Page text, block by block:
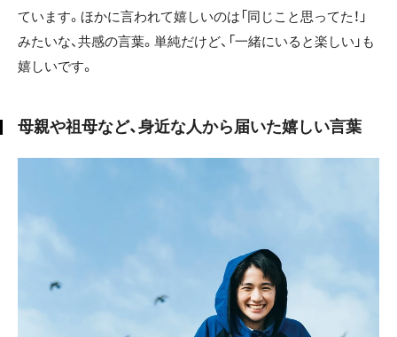
ています。ほかに言われて嬉しいのは「同じこと思ってた！」
みたいな、共感の言葉。単純だけど、「一緒にいると楽しい」も
嬉しいです。
母親や祖母など、身近な人から届いた嬉しい言葉